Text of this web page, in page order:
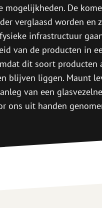
Glasvezel test- en
meetapparatuur
Testen
Meten
Inspectie
OTDR
mogelijkheden. De
verglaasd worden en
infrastructuur
van de producten in
dit soort producten
blijven liggen. Maunt
van een
ons uit handen